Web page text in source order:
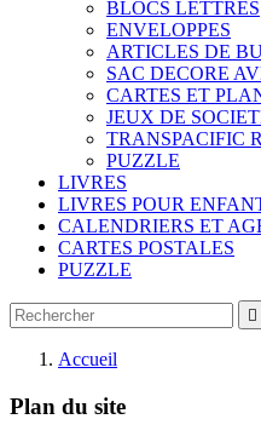
BLOCS LETTRES
ENVELOPPES
ARTICLES DE
SAC DECORE
CARTES ET
JEUX DE
TRANSPACIFIC
PUZZLE
LIVRES
LIVRES POUR
CALENDRIERS ET
CARTES POSTALES
PUZZLE

Accueil
Plan du site